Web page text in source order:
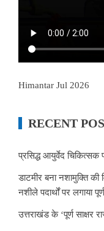
Himantar Jul 2026
RECENT
प्रसिद्ध आयुर्वेद
डाटमीर बना नशामुक्ति
नशीले पदार्थों पर लगाया
उत्तराखंड के ‘पूर्ण साक्षर